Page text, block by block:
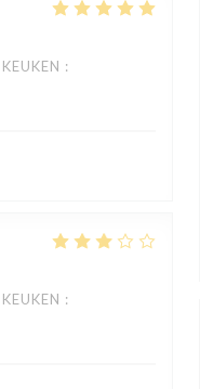
KEUKEN :
KEUKEN :